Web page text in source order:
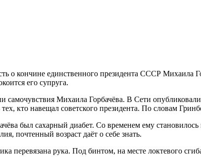
о кончине единственного президента СССР
его супруга.
Михаила Горбачёва. В Сети
кто навещал советского президента. По словам
был сахарный диабет. Со временем ему
почтенный возраст даёт о себе знать.
перевязана рука. Под бинтом, на месте локтевого